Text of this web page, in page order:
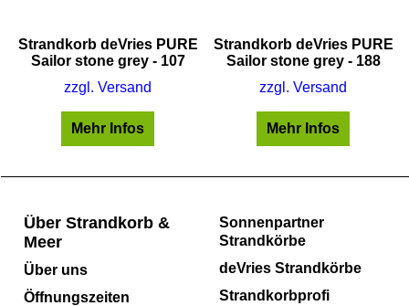
Strandkorb deVries PURE
Sailor stone grey - 107
zzgl. Versand
Mehr Infos
Strandkorb deVries PURE
Sailor stone grey - 188
zzgl. Versand
Mehr Infos
Sonnenpartner
Strandkörbe
deVries Strandkörbe
Strandkorbprofi
Über Strandkorb &
Meer
Über uns
Öffnungszeiten